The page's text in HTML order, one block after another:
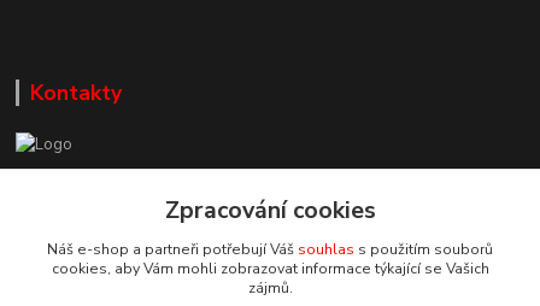
Kontakty
+420 777 085 857
info@deptrade.cz
Zpracování cookies
Náš e-shop a partneři potřebují Váš souhlas s použitím souborů
cookies, aby Vám mohli zobrazovat informace týkající se Vašich
zájmů.